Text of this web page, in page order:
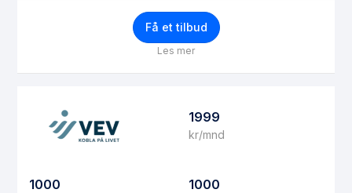
Få et tilbud
Les mer
1999
kr/mnd
1000 1000